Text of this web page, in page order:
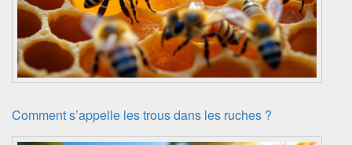
Comment s’appelle les trous dans les ruches ?